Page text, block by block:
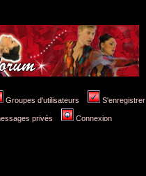
Groupes d'utilisateurs S'enregistrer
privés Connexion